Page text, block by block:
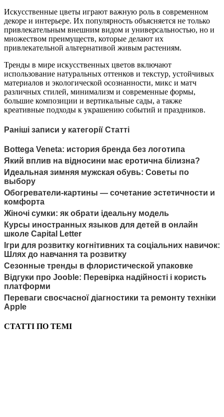
Искусственные цветы играют важную роль в современном
декоре и интерьере. Их популярность объясняется не только
привлекательным внешним видом и универсальностью, но и
множеством преимуществ, которые делают их
привлекательной альтернативой живым растениям.
Тренды в мире искусственных цветов включают
использование натуральных оттенков и текстур, устойчивых
материалов и экологической осознанности, микс и матч
различных стилей, минимализм и современные формы,
большие композиции и вертикальные сады, а также
креативные подходы к украшению событий и праздников.
Раніші записи у категорії Статті
Bottega Veneta: история бренда без логотипа
Який вплив на відносини має еротична білизна?
Идеальная зимняя мужская обувь: Советы по
выбору
Обогреватели-картины — сочетание эстетичности и
комфорта
Жіночі сумки: як обрати ідеальну модель
Курсы иностранных языков для детей в онлайн
школе Capital Letter
Ігри для розвитку когнітивних та соціальних навичок:
Шлях до навчання та розвитку
Сезонные тренды в флористической упаковке
Відгуки про Jooble: Перевірка надійності і користь
платформи
Переваги своєчасної діагностики та ремонту техніки
Apple
СТАТТІ ПО ТЕМІ